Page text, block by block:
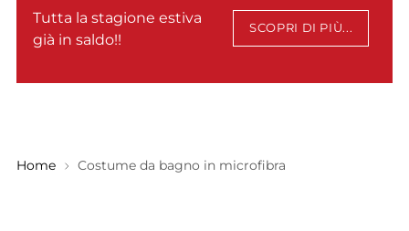
Tutta la stagione estiva
già in saldo!!
SCOPRI DI PIÙ...
Home Costume da bagno in microfibra